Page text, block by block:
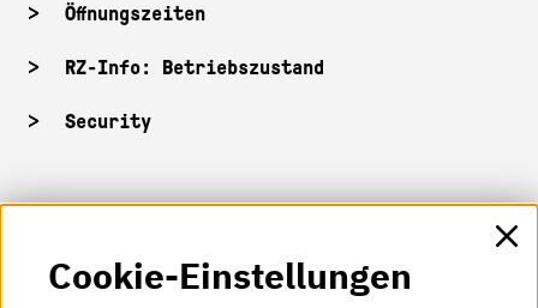
Öffnungszeiten
RZ-Info: Betriebszustand
Security
HKA-Shop
HKA-Videos
Cookie-Einstellungen